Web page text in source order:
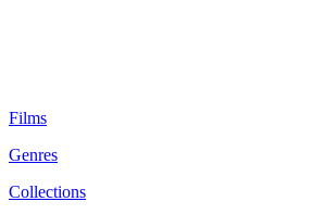
Films
Genres
Collections